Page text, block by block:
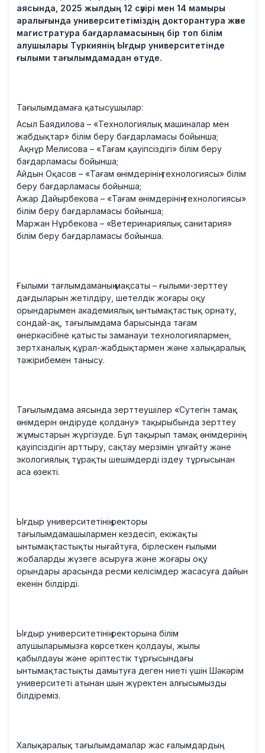
аясында, 2025 жылдың 12 сәуірі мен 14 мамыры
аралығында университетіміздің докторантура және
магистратура бағдарламасының бір топ білім
алушылары Түркиянің Ығдыр университетінде
ғылыми тағылымдамадан өтуде.
Тағылымдамаға қатысушылар:
Асыл Баядилова – «Технологиялық машиналар мен
жабдықтар» білім беру бағдарламасы бойынша;
Ақнұр Мелисова – «Тағам қауіпсіздігі» білім беру
бағдарламасы бойынша;
Айдын Оқасов – «Тағам өнімдерінің технологиясы» білім
беру бағдарламасы бойынша;
Ажар Дайырбекова – «Тағам өнімдерінің технологиясы»
білім беру бағдарламасы бойынша;
Маржан Нұрбекова – «Ветеринариялық санитария»
білім беру бағдарламасы бойынша.
Ғылыми тағлымдаманың мақсаты – ғылыми-зерттеу
дағдыларын жетілдіру, шетелдік жоғары оқу
орындарымен академиялық ынтымақтастық орнату,
сондай-ақ, тағылымдама барысында тағам
өнеркәсібіне қатысты заманауи технологиялармен,
зертханалық құрал-жабдықтармен және халықаралық
тәжірибемен танысу.
Тағылымдама аясында зерттеушілер «Сутегін тамақ
өнімдерін өндіруде қолдану» тақырыбында зерттеу
жұмыстарын жүргізуде. Бұл тақырып тамақ өнімдерінің
қауіпсіздігін арттыру, сақтау мерзімін ұлғайту және
экологиялық тұрақты шешімдерді іздеу тұрғысынан
аса өзекті.
Ығдыр университетінің ректоры
тағылымдамашылармен кездесіп, екіжақты
ынтымақтастықты нығайтуға, бірлескен ғылыми
жобаларды жүзеге асыруға және жоғары оқу
орындары арасында ресми келісімдер жасасуға дайын
екенін білдірді.
Ығдыр университетінің ректорына білім
алушыларымызға көрсеткен қолдауы, жылы
қабылдауы және әріптестік тұрғысындағы
ынтымақтастықты дамытуға деген ниеті үшін Шәкәрім
университеті атынан шын жүректен алғысымызды
білдіреміз.
Халықаралық тағылымдамалар жас ғалымдардың